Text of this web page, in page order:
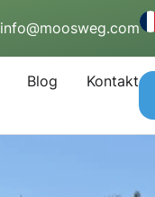
info@moosweg.com
Blog
Kontakt